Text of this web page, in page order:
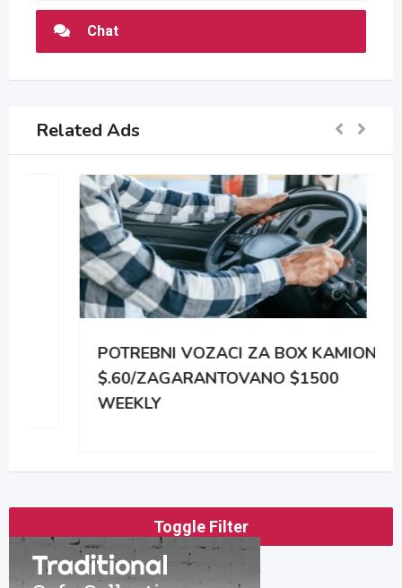
Chat
Related Ads
POTREBNI VOZACI ZA BOX KAMIONE
$.60/ZAGARANTOVANO $1500
WEEKLY
Toggle Filter